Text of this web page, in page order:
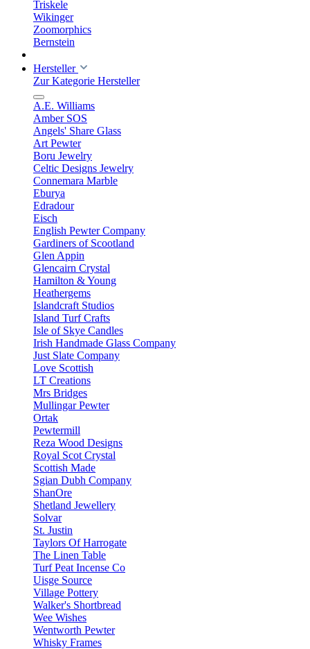
Triskele
Wikinger
Zoomorphics
Bernstein
Hersteller
Zur Kategorie Hersteller
A.E. Williams
Amber SOS
Angels' Share Glass
Art Pewter
Boru Jewelry
Celtic Designs Jewelry
Connemara Marble
Eburya
Edradour
Eisch
English Pewter Company
Gardiners of Scootland
Glen Appin
Glencairn Crystal
Hamilton & Young
Heathergems
Islandcraft Studios
Island Turf Crafts
Isle of Skye Candles
Irish Handmade Glass Company
Just Slate Company
Love Scottish
LT Creations
Mrs Bridges
Mullingar Pewter
Ortak
Pewtermill
Reza Wood Designs
Royal Scot Crystal
Scottish Made
Sgian Dubh Company
ShanOre
Shetland Jewellery
Solvar
St. Justin
Taylors Of Harrogate
The Linen Table
Turf Peat Incense Co
Uisge Source
Village Pottery
Walker's Shortbread
Wee Wishes
Wentworth Pewter
Whisky Frames